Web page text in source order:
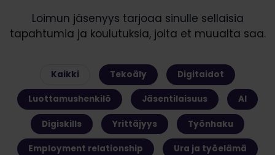
Loimun jäsenyys tarjoaa sinulle sellaisia
tapahtumia ja koulutuksia, joita et muualta saa.
Kaikki Tekoäly Digitaidot
Luottamushenkilö Jäsentilaisuus AI
Digiskills Yrittäjyys Työnhaku
Employment relationship Ura ja työelämä